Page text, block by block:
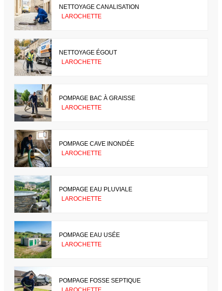
NETTOYAGE CANALISATION
LAROCHETTE
NETTOYAGE ÉGOUT
LAROCHETTE
POMPAGE BAC À GRAISSE
LAROCHETTE
POMPAGE CAVE INONDÉE
LAROCHETTE
POMPAGE EAU PLUVIALE
LAROCHETTE
POMPAGE EAU USÉE
LAROCHETTE
POMPAGE FOSSE SEPTIQUE